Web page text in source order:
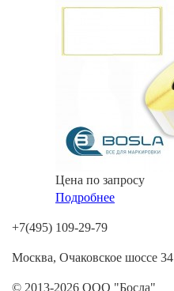
Цена по запросу
Подробнее
+7(495) 109-29-79
Москва, Очаковское шоссе 34
© 2013-2026 ООО "Босла"